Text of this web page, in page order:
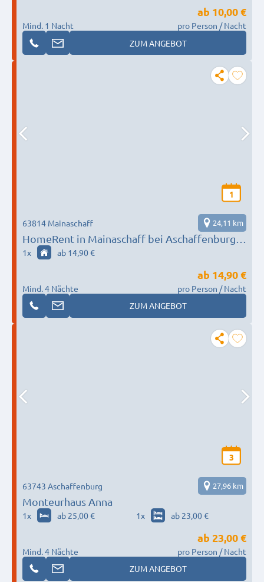
Mind. 1 Nacht
ab 10,00 €
pro Person / Nacht
ZUM ANGEBOT
1
HomeRent in Mainaschaff bei Aschaffenburg
HR-55124-Mainaschaff
63814 Mainaschaff 24,11 km
1x ab 14,90 €
Mind. 4 Nächte
ab 14,90 €
pro Person / Nacht
ZUM ANGEBOT
3
Monteurhaus Anna
63743 Aschaffenburg 27,96 km
1x ab 25,00 € 1x ab 23,00 €
Mind. 4 Nächte
ab 23,00 €
pro Person / Nacht
ZUM ANGEBOT